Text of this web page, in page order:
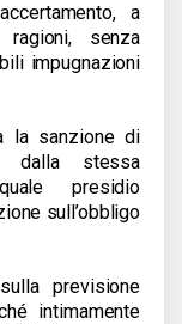
a
senza
impugnazioni
la sanzione di
dalla stessa
presidio
sull’obbligo
previsione
intimamente